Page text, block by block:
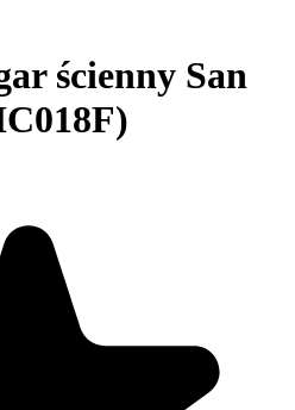
ścienny San